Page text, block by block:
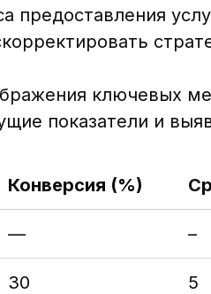
предоставления
ключевых
показатели и
Конверсия (%)
— –
30 5